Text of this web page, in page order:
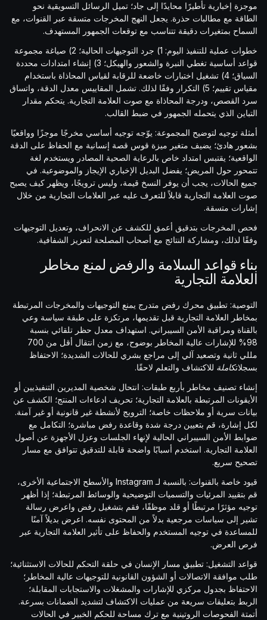
موجزة إخبارية تأطيرًا محايدًا إلى جاد؛ تميل الرسائل التسويقية نحو
الطاقة مع مطالبات حذرة. يجعل النهج المخرجات متسقة عبر القنوات، مع
السماح بمتغيرات دقيقة تتناسب مع توقعات الجمهور المستهدف.
خطوات عملية للتنفيذ اليوم: 1) جرد التوجيهات الحالية؛ 2) صياغة مجموعة
قواعد أساسية تغطي النبرة والشعور والهيكل؛ 3) إنشاء امتدادات محددة
السياق؛ 4) تشغيل اختبارات خاضعة للرقابة لقياس المحاذاة باستخدام
مقياس تقييم؛ 5) التكرار وفقًا لذلك. تشمل المقاييس معدل الدقة، واتساق
سرد القصص، ودرجة المحاذاة مع صوت العلامة التجارية. يتحكم مقدار
التباين الذي يتحمله الجمهور في ضبط القالب.
أمثلة توجيه لتوضيح المجموعة: يوّجه توجيه أساسي مخرجًا موجزًا وواقعيًا
بشعور هادئ؛ يضيف متغير ميزة قوس قصة إنسانية مع الحفاظ على الدقة
الواقعية؛ يقتبس امتداد خاص بالرعاية الصحية المصادر ويستخدم لغة
تتمحور حول المريض؛ يفضل البديل الإخباري الإيجاز والموضوعية. في
جميع الحالات، يجب أن يوفر النسخ قيمة، وليس ترويجًا، ويظهر كيف يصبح
صوت العلامة التجارية قابلاً للتعرف عليه عبر العلامات التجارية من خلال
إشارات متسقة.
فحص المخرجات بتدقيق أعمق للكشف عن الانحراف، وتعديل التوجيهات
وفقًا لذلك، ومشاركة النتائج مع أصحاب المصلحة لتعزيز الشفافية.
بناء قواعد السلامة والرفض لمنع مخاطر
العلامة التجارية
التوصية: تطبيق محرك رفض متدرج يمنع التوجيهات والمخرجات المرتبطة
بمخاطر العلامة التجارية قبل تقديمها، مرتكزة على طبقة سياسة وعي
بالقناة ومراقبة الأمن السيبراني. استهداف معدل حظر تلقائي بنسبة
98% للإشارات عالية المخاطر بوضوح، مع زمن انتقال أقل من 700
مللي ثانية وتصعيد آلي إلى مراجع بشري للحالات الشديدة؛ الاحتفاظ
بسجلاتكاملة للاكتشاف والتعلم لاحقًا.
إنشاء تصنيف مخاطر بأربع طبقات: انتحال شخصية المديرين التنفيذيين أو
الأيقونات المرتبطة بالعلامة التجارية؛ تحريف ادعاءات المنتج؛ الكشف عن
بيانات سرية أو ملاحظات خاصة؛ الترويج لأنشطة غير قانونية أو غير آمنة.
لكل إشارة، قم بتعيين درجة شدة وقاعدة رفض مباشرة؛ التكامل مع
ضوابط الأمن السيبراني الحالية لإنهاء الجلسات وعزل الأجهزة عن أصول
العلامة التجارية. استخدم أسبابًا واضحة قابلة للتدقيق تتوافق مع مسار
تصحيح سريع.
قيود خاصة بالقنوات: بالنسبة لـ Instagram والأسطح الاجتماعية الأخرى،
قم بتقييد المرئيات والتسميات التوضيحية والوسائط المرتبطة؛ إذا أظهر
توجيه مؤثرًا مرتبطًا أو قلد موظفًا، فقم بتشغيل رفض واعرض رسالة
تشير إلى سياسات مرجعية بدلاً من المحتوى نفسه. اعرض بديلاً آمنًا
للمساعدة في توجيه المستخدم والحفاظ على تأثير العلامة التجارية عبر
فرص العرض.
قواعد التشغيل: تطبيق مسار الإنسان في حلقة التحكم للحالات الاستثنائية؛
طلب موافقة الاتصالات أو الشؤون القانونية للتوجيهات عالية المخاطر؛
الاحتفاظ بجدول مركزي للإشارات والمشغلات والاستجابات المقابلة؛
الربط بتعليقات سريعة من عمليات الاكتشاف لتشديد الضمانات بسرعة.
أتمتة الفحوصات الروتينية مع ترك مساحة للحكم الخبير في الحالات